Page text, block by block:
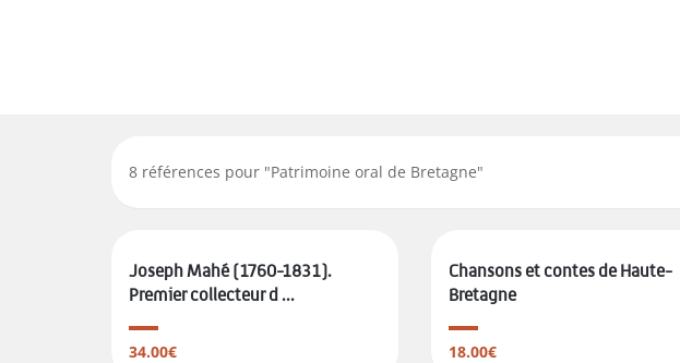
8 références pour "Patrimoine oral de Bretagne"
Joseph Mahé (1760-1831).
Premier collecteur d ...
34.00€
Chansons et contes de Haute-
Bretagne
18.00€